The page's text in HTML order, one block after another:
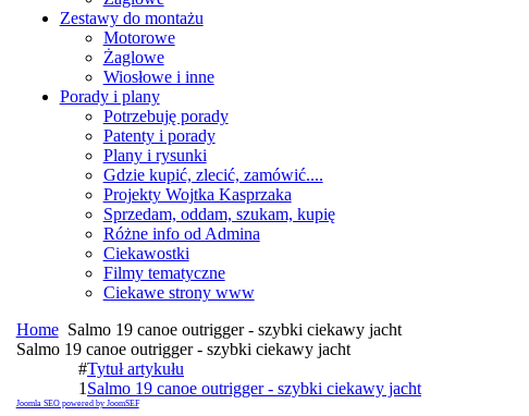
Zestawy do montażu
Motorowe
Żaglowe
Wiosłowe i inne
Porady i plany
Potrzebuję porady
Patenty i porady
Plany i rysunki
Gdzie kupić, zlecić, zamówić....
Projekty Wojtka Kasprzaka
Sprzedam, oddam, szukam, kupię
Różne info od Admina
Ciekawostki
Filmy tematyczne
Ciekawe strony www
Home Salmo 19 canoe outrigger - szybki ciekawy jacht
Salmo 19 canoe outrigger - szybki ciekawy jacht
#Tytuł artykułu
1 Salmo 19 canoe outrigger - szybki ciekawy jacht
Joomla SEO powered by JoomSEF